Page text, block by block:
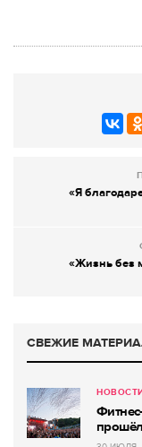
«Я
«Жизнь без
СВЕЖИЕ